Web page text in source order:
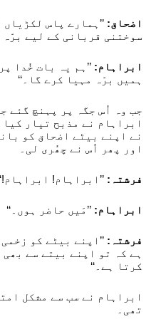
اضحاق: ’’ہمارے پاس
سوختنی قربانی کے لیے برّہ
ابراہام: ’’ہم یہ بات خُدا
ہمیں برّہ مہیا کرے گا۔‘‘
جب وہ اُس جگہ پر پہنچ گئے
ابراہام نے مذبح تیار
نے اپنے بیٹے اضحاق کو
اور پھر اُس نے چھُری لی۔
فرشتہ: ’’ابراہام!
ابراہام: ’’مَیں حاضر ہوں۔‘‘
فرشتہ: ’’اپنے بیٹے کو
ہے کہ تو اپنے بیتے سے
کرتا ہے۔‘‘
ابراہام نے سب سے مشکل
تھی۔